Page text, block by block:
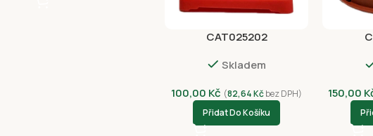
CAT025202
Skladem
100,00 Kč (82,64Kčbez DPH)
Přidat Do Košíku
150,00